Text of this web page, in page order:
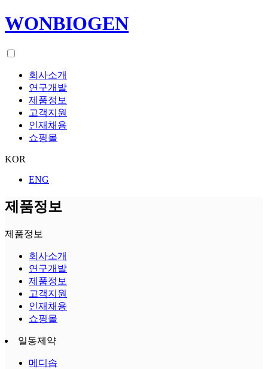
WONBIOGEN
회사소개
연구개발
제품정보
고객지원
인재채용
쇼핑몰
KOR
ENG
제품정보
제품정보
회사소개
연구개발
제품정보
고객지원
인재채용
쇼핑몰
일동제약
메디솝